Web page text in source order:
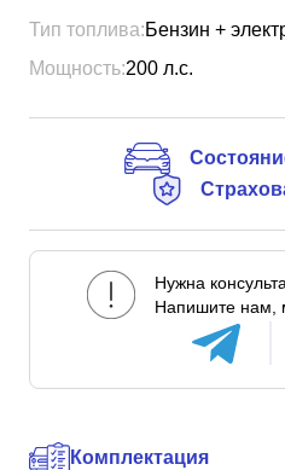
Тип топлива:Бензин +
Мощность:200 л.с.
Нужна
Напишите нам,
Комплектация